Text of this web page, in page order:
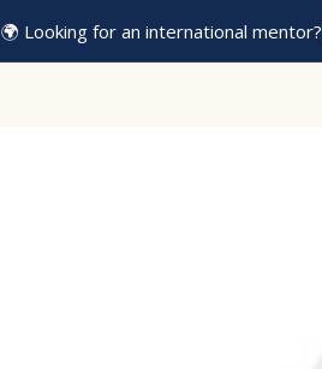
🌍 Looking for an international mentor?